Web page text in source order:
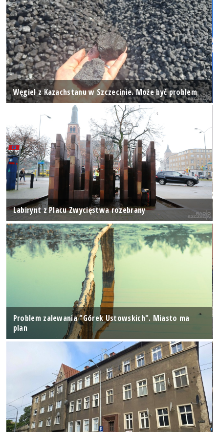
Węgiel z Kazachstanu w Szczecinie. Może być problem
Labirynt z Placu Zwycięstwa rozebrany
Problem zalewania "Górek Ustowskich". Miasto ma
plan